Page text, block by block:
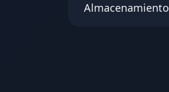
Almacenamiento